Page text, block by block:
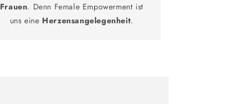
Frauen. Denn Female Empowerment ist
uns eine Herzensangelegenheit.